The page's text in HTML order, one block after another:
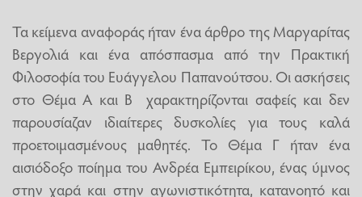
Τα κείμενα αναφοράς ήταν ένα άρθρο της Μαργαρίτας
Βεργολιά και ένα απόσπασμα από την Πρακτική
Φιλοσοφία του Ευάγγελου Παπανούτσου. Οι ασκήσεις
στο Θέμα Α και Β χαρακτηρίζονται σαφείς και δεν
παρουσίαζαν ιδιαίτερες δυσκολίες για τους καλά
προετοιμασμένους μαθητές. Το Θέμα Γ ήταν ένα
αισιόδοξο ποίημα του Ανδρέα Εμπειρίκου, ένας ύμνος
στην χαρά και στην αγωνιστικότητα, κατανοητό και